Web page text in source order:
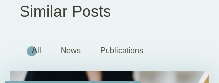
Similar Posts
All News Publications